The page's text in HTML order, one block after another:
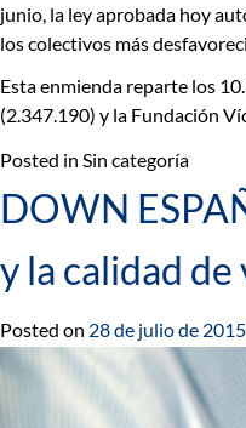
junio, la ley aprobada hoy
los colectivos más
Esta enmienda reparte los
(2.347.190) y la Fundación
Posted in Sin categoría
DOWN
y la calidad
Posted on 28 de julio de 2015